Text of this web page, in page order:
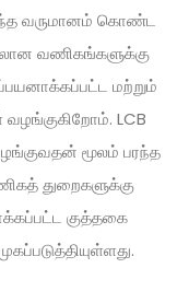
வருமானம் கொண்ட
வணிகங்களுக்கு
மற்றும்
LCB
மூலம் பரந்த
துறைகளுக்கு
குத்தகை